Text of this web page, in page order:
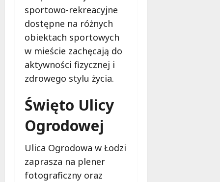
sportowo-rekreacyjne
dostępne na różnych
obiektach sportowych
w mieście zachęcają do
aktywności fizycznej i
zdrowego stylu życia.
Święto Ulicy
Ogrodowej
Ulica Ogrodowa w Łodzi
zaprasza na plener
fotograficzny oraz